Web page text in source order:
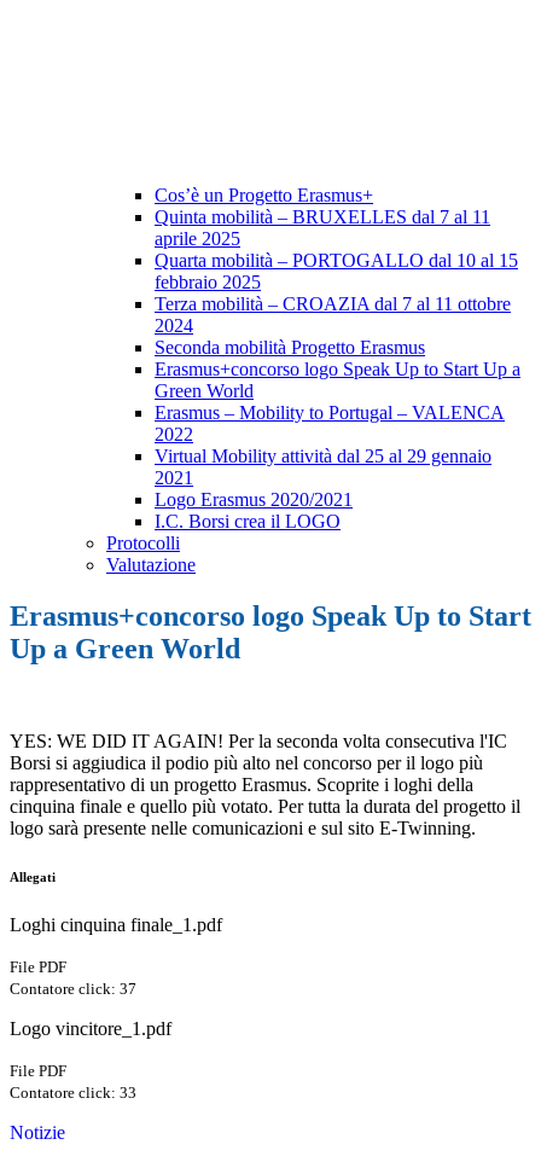
Cos’è un Progetto Erasmus+
Quinta mobilità – BRUXELLES dal 7 al 11
aprile 2025
Quarta mobilità – PORTOGALLO dal 10 al 15
febbraio 2025
Terza mobilità – CROAZIA dal 7 al 11 ottobre
2024
Seconda mobilità Progetto Erasmus
Erasmus+concorso logo Speak Up to Start Up a
Green World
Erasmus – Mobility to Portugal – VALENCA
2022
Virtual Mobility attività dal 25 al 29 gennaio
2021
Logo Erasmus 2020/2021
I.C. Borsi crea il LOGO
Protocolli
Valutazione
Erasmus+concorso logo Speak Up to Start
Up a Green World
YES: WE DID IT AGAIN! Per la seconda volta consecutiva l'IC
Borsi si aggiudica il podio più alto nel concorso per il logo più
rappresentativo di un progetto Erasmus. Scoprite i loghi della
cinquina finale e quello più votato. Per tutta la durata del progetto il
logo sarà presente nelle comunicazioni e sul sito E-Twinning.
Allegati
Loghi cinquina finale_1.pdf
File PDF
Contatore click: 37
Logo vincitore_1.pdf
File PDF
Contatore click: 33
Notizie